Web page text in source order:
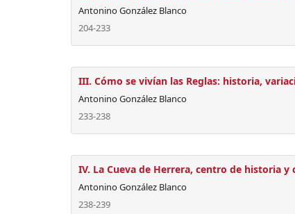
Antonino González Blanco
204-233
III. Cómo se vivían las Reglas: historia,
Antonino González Blanco
233-238
IV. La Cueva de Herrera, centro de historia y
Antonino González Blanco
238-239